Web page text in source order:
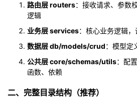
开
发
路由层 routers：接收请求、参数
逻辑
业务层 services：核心业务逻辑
数据层 db/models/crud：模型定
公共层 core/schemas/utils：配
函数、依赖
二、完整目录结构（推荐）